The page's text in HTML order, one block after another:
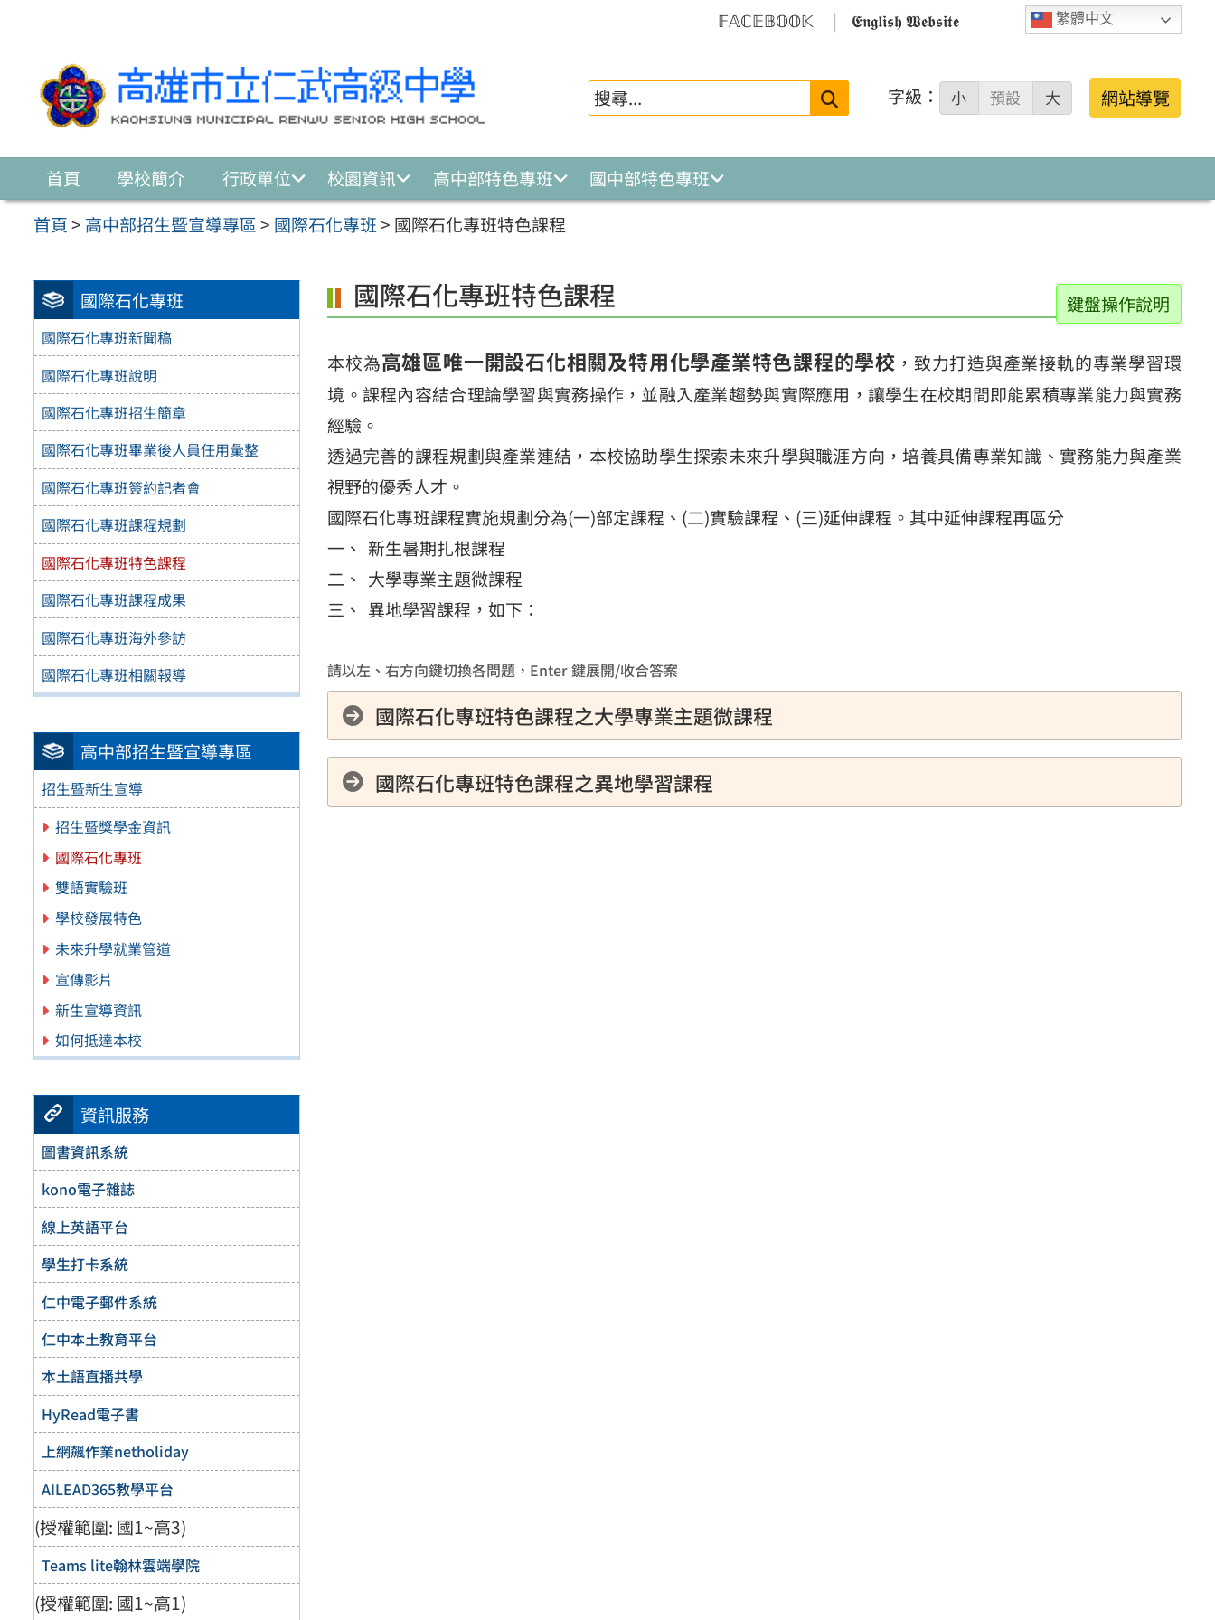
繁體中文
𝔽𝔸ℂ𝔼𝔹𝕆𝕆𝕂 𝕰𝖓𝖌𝖑𝖎𝖘𝖍 𝖂𝖊𝖇𝖘𝖎𝖙𝖊
搜
字級： 小 預設 大 網站導覽
首頁 學校簡介 行政單位 校園資訊 高中部特色專班
國中部特色專班
首頁> 高中部招生暨宣導專區> 國際石化專班> 國際石化專班特色課程
國際石化專班
國際石化專班新聞稿
國際石化專班說明
國際石化專班招生簡章
國際石化專班畢業後人員任用彙整
國際石化專班簽約記者會
國際石化專班課程規劃
國際石化專班特色課程
國際石化專班課程成果
國際石化專班海外參訪
國際石化專班相關報導
高中部招生暨宣導專區
招生暨新生宣導
招生暨獎學金資訊
國際石化專班
雙語實驗班
學校發展特色
未來升學就業管道
宣傳影片
新生宣導資訊
如何抵達本校
資訊服務
圖書資訊系統
kono電子雜誌
線上英語平台
學生打卡系統
仁中電子郵件系統
仁中本土教育平台
本土語直播共學
HyRead電子書
上網飆作業netholiday
AILEAD365教學平台
(授權範圍: 國1~高3)
Teams lite翰林雲端學院
(授權範圍: 國1~高1)
鍵盤操作說明
國際石化專班特色課程
本校為高雄區唯一開設石化相關及特用化學產業特色課程的學校 ，致力打造與產業接軌的專業學習環
境。課程內容結合理論學習與實務操作，並融入產業趨勢與實際應用，讓學生在校期間即能累積專業能力與實務
經驗。
透過完善的課程規劃與產業連結，本校協助學生探索未來升學與職涯方向，培養具備專業知識、實務能力與產業
視野的優秀人才。
國際石化專班課程實施規劃分為(一)部定課程、(二)實驗課程、(三)延伸課程。其中延伸課程再區分
新生暑期扎根課程
大學專業主題微課程
異地學習課程，如下：
請以左、右方向鍵切換各問題，Enter 鍵展開/收合答案
國際石化專班特色課程之大學專業主題微課程
國際石化專班特色課程之異地學習課程